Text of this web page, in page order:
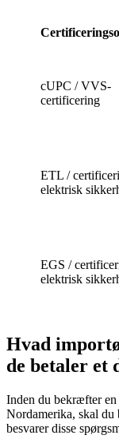
cUPC / VVS-
certificering
ETL /
elektrisk
EGS /
elektrisk
Hvad
de betaler et
Inden du bekræfter en
Nordamerika, skal du
besvarer disse